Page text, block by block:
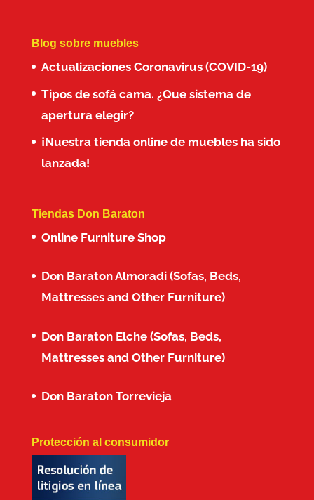
Blog sobre muebles
Actualizaciones Coronavirus (COVID-19)
Tipos de sofá cama. ¿Que sistema de
apertura elegir?
¡Nuestra tienda online de muebles ha sido
lanzada!
Tiendas Don Baraton
Online Furniture Shop
Don Baraton Almoradi (Sofas, Beds,
Mattresses and Other Furniture)
Don Baraton Elche (Sofas, Beds,
Mattresses and Other Furniture)
Don Baraton Torrevieja
Protección al consumidor